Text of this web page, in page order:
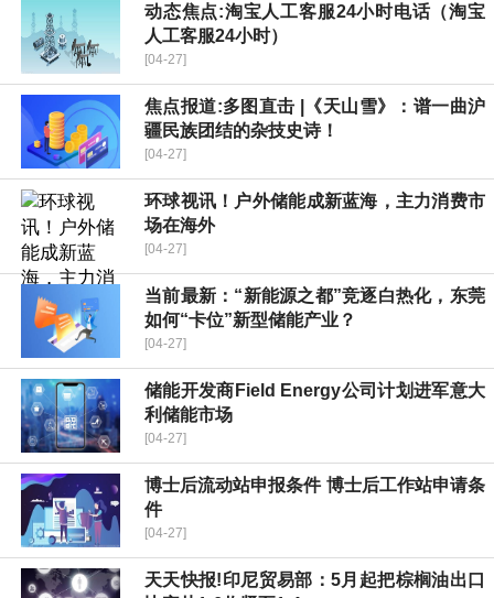
动态焦点:淘宝人工客服24小时电话（淘宝
人工客服24小时）
[04-27]
焦点报道:多图直击 |《天山雪》：谱一曲沪
疆民族团结的杂技史诗！
[04-27]
环球视讯！户外储能成新蓝海，主力消费市
场在海外
[04-27]
当前最新：“新能源之都”竞逐白热化，东莞
如何“卡位”新型储能产业？
[04-27]
储能开发商Field Energy公司计划进军意大
利储能市场
[04-27]
博士后流动站申报条件 博士后工作站申请条
件
[04-27]
天天快报!印尼贸易部：5月起把棕榈油出口